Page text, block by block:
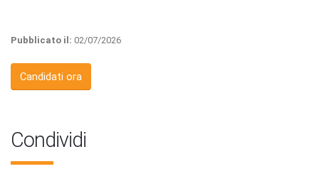
Pubblicato il: 02/07/2026
Candidati ora
Condividi